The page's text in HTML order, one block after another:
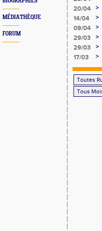
MÉDIATHÈQUE
FORUM
20/04
>
14/04
>
09/04
>
29/03 >
29/03 >
17/03
>